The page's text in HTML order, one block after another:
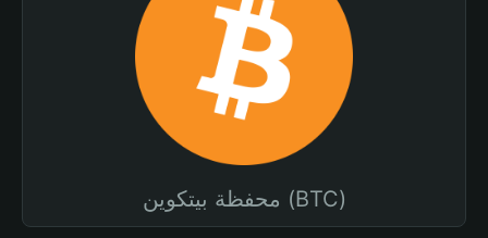
محفظة بيتكوين (BTC)